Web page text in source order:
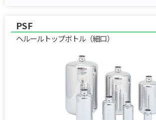
体の保存に最適。
開閉が容易なオリジナルグリップキャップを標
さらに、内面電解研磨仕様もラインアップしてお
度・耐薬品性が求められる用途にも対応します。
PSF
ヘルールトップボトル（細口）